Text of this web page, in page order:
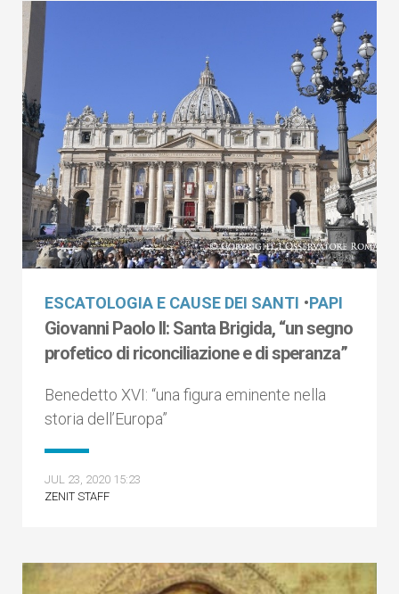
ESCATOLOGIA E CAUSE DEI SANTI •PAPI
Giovanni Paolo II: Santa Brigida, “un segno
profetico di riconciliazione e di speranza”
Benedetto XVI: “una figura eminente nella
storia dell’Europa”
JUL 23, 2020 15:23
ZENIT STAFF